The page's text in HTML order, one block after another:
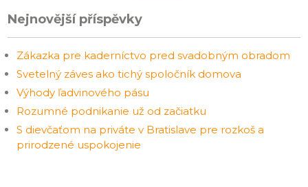
Nejnovější příspěvky
Zákazka pre kaderníctvo pred svadobným obradom
Svetelný záves ako tichý spoločník domova
Výhody ľadvinového pásu
Rozumné podnikanie už od začiatku
S dievčaťom na priváte v Bratislave pre rozkoš a
prirodzené uspokojenie